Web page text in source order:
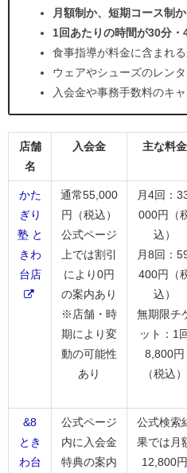
月額制か、短期コース制か
1回あたりの時間が30分
食事指導が料金に含まれ
ウェアやシューズのレン
入会金や事務手数料のキ
店舗
名
入会金 主な料金
かた
ぎり
塾 と
きわ
台店
通常55,000
円（税込）
公式ページ
上では割引
により0円
の案内あり
※店舗・時
期により変
動の可能性
あり
月4回：
000円（
込）
月8回：
400円（
込）
無期限チ
ット：1
8,800円
（税込）
&8
とき
わ台
公式ページ
内に入会金
特典の案内
公式検索
果では月
12,800円